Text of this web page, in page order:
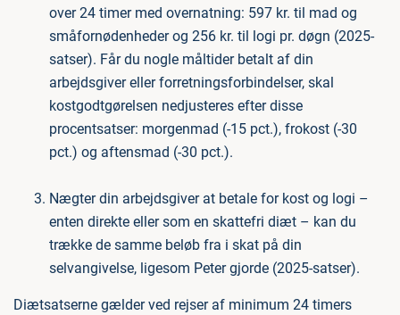
over 24 timer med overnatning: 597 kr. til mad og
småfornødenheder og 256 kr. til logi pr. døgn (2025-
satser). Får du nogle måltider betalt af din
arbejdsgiver eller forretningsforbindelser, skal
kostgodtgørelsen nedjusteres efter disse
procentsatser: morgenmad (-15 pct.), frokost (-30
pct.) og aftensmad (-30 pct.).
Nægter din arbejdsgiver at betale for kost og logi –
enten direkte eller som en skattefri diæt – kan du
trække de samme beløb fra i skat på din
selvangivelse, ligesom Peter gjorde (2025-satser).
Diætsatserne gælder ved rejser af minimum 24 timers